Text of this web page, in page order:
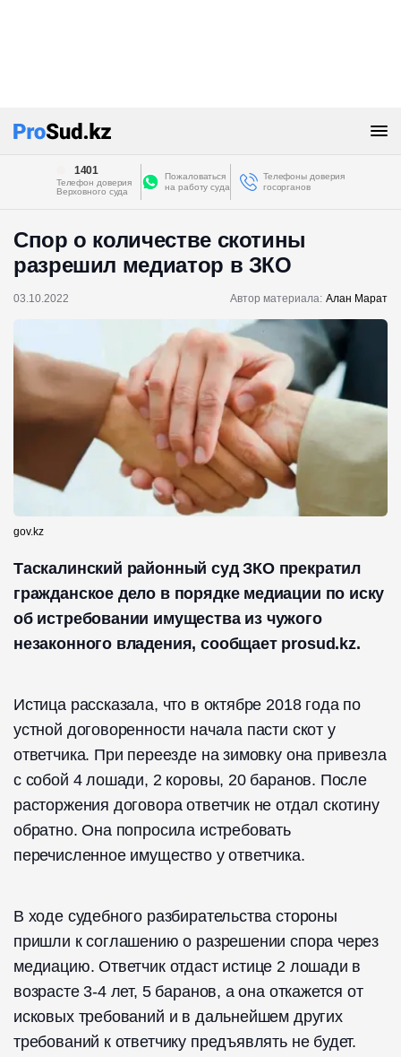
1401
Телефон доверия
Верховного суда
Пожаловаться
на работу суда
Телефоны доверия
госорганов
Спор о количестве скотины
разрешил медиатор в ЗКО
03.10.2022 Автор материала: Алан Марат
gov.kz
Таскалинский районный суд ЗКО прекратил
гражданское дело в порядке медиации по иску
об истребовании имущества из чужого
незаконного владения, сообщает prosud.kz.
Истица рассказала, что в октябре 2018 года по
устной договоренности начала пасти скот у
ответчика. При переезде на зимовку она привезла
с собой 4 лошади, 2 коровы, 20 баранов. После
расторжения договора ответчик не отдал скотину
обратно. Она попросила истребовать
перечисленное имущество у ответчика.
В ходе судебного разбирательства стороны
пришли к соглашению о разрешении спора через
медиацию. Ответчик отдаст истице 2 лошади в
возрасте 3-4 лет, 5 баранов, а она откажется от
исковых требований и в дальнейшем других
требований к ответчику предъявлять не будет.